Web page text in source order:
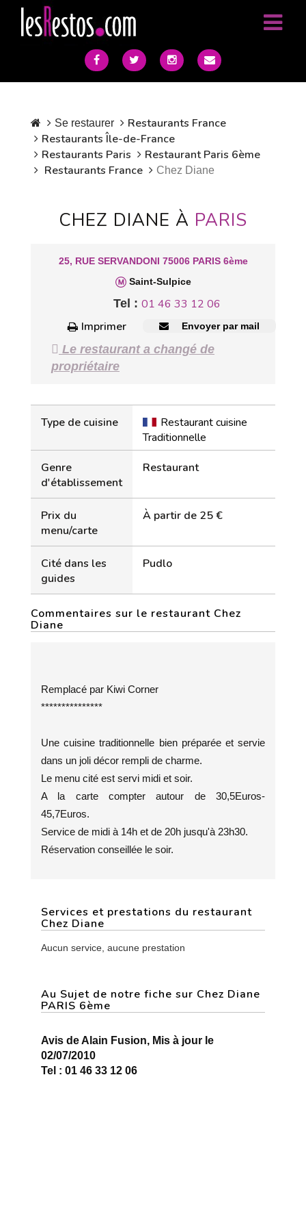
Se restaurer
Restaurants France
Restaurants Île-de-France
Restaurants Paris
Restaurant Paris 6ème
Restaurants France
Chez Diane
CHEZ DIANE À PARIS
25, RUE SERVANDONI 75006 PARIS 6ème
Saint-Sulpice
Tel : 01 46 33 12 06
Imprimer
Envoyer par mail
Le restaurant a changé de
propriétaire
Type de cuisine
Restaurant cuisine
Traditionnelle
Genre
d'établissement
Restaurant
Prix du
menu/carte
À partir de 25 €
Cité dans les
guides
Pudlo
Commentaires sur le restaurant Chez
Diane
Remplacé par Kiwi Corner
***************
Une cuisine traditionnelle bien préparée et servie
dans un joli décor rempli de charme.
Le menu cité est servi midi et soir.
A la carte compter autour de 30,5Euros-
45,7Euros.
Service de midi à 14h et de 20h jusqu'à 23h30.
Réservation conseillée le soir.
Services et prestations du restaurant
Chez Diane
Aucun service, aucune prestation
Au Sujet de notre fiche sur Chez Diane
PARIS 6ème
Avis de Alain Fusion, Mis à jour le
02/07/2010
Tel : 01 46 33 12 06